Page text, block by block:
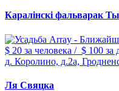
Каралiнскi фальварак
$ 20 за человека / $ 100 за
д. Королино, д.2а,
Ля Свяцка